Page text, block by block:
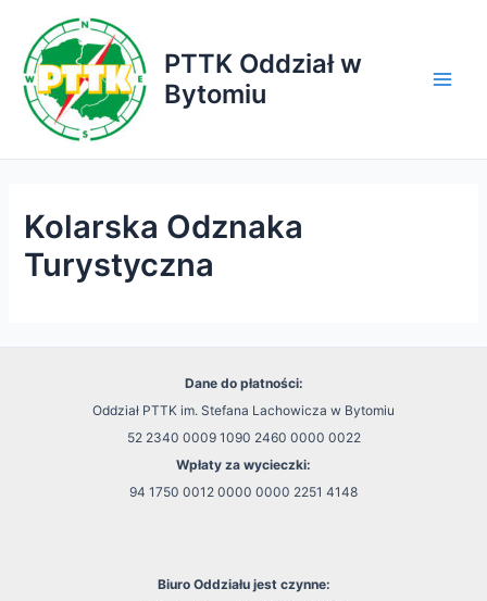
treści
PTTK Oddział w
Bytomiu
Kolarska Odznaka
Turystyczna
Dane do płatności:
Oddział PTTK im. Stefana Lachowicza w Bytomiu
52 2340 0009 1090 2460 0000 0022
Wpłaty za wycieczki:
94 1750 0012 0000 0000 2251 4148
Biuro Oddziału jest czynne: